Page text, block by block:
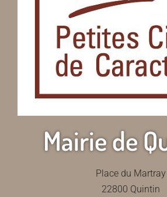
Mairie de
Place du Martray
22800 Quintin